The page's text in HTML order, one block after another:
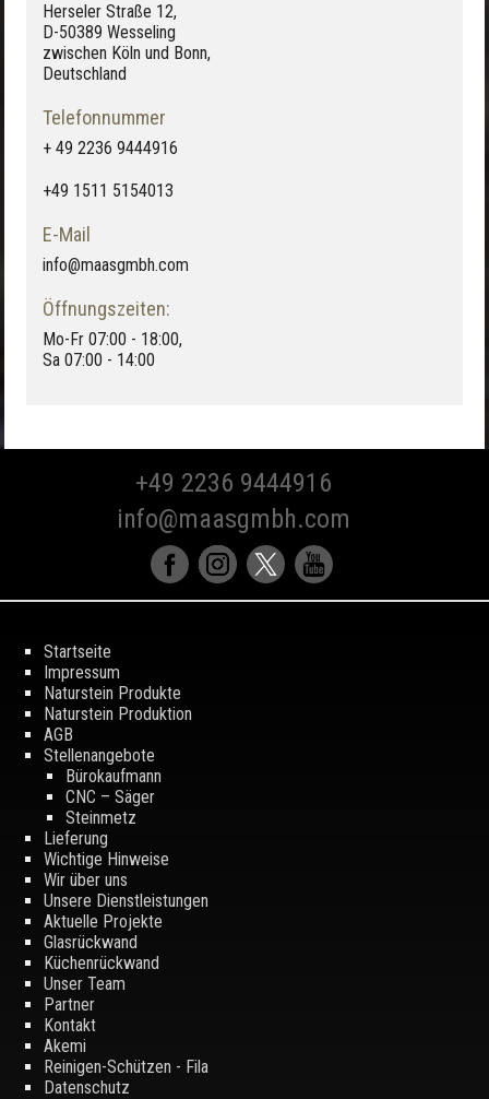
Herseler Straße 12,
D-50389 Wesseling
zwischen Köln und Bonn,
Deutschland
Telefonnummer
+ 49 2236 9444916
+49 1511 5154013
E-Mail
info@maasgmbh.com
Öffnungszeiten:
Mo-Fr 07:00 - 18:00,
Sa 07:00 - 14:00
+49 2236 9444916
info@maasgmbh.com
Startseite
Impressum
Naturstein Produkte
Naturstein Produktion
AGB
Stellenangebote
Bürokaufmann
CNC – Säger
Steinmetz
Lieferung
Wichtige Hinweise
Wir über uns
Unsere Dienstleistungen
Aktuelle Projekte
Glasrückwand
Küchenrückwand
Unser Team
Partner
Kontakt
Akemi
Reinigen-Schützen - Fila
Datenschutz